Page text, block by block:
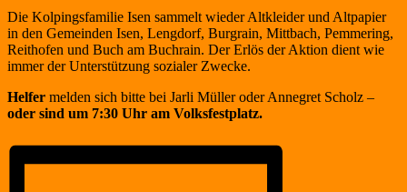
Die Kolpingsfamilie Isen sammelt wieder Altkleider und Altpapier
in den Gemeinden Isen, Lengdorf, Burgrain, Mittbach, Pemmering,
Reithofen und Buch am Buchrain. Der Erlös der Aktion dient wie
immer der Unterstützung sozialer Zwecke.
Helfer melden sich bitte bei Jarli Müller oder Annegret Scholz –
oder sind um 7:30 Uhr am Volksfestplatz.